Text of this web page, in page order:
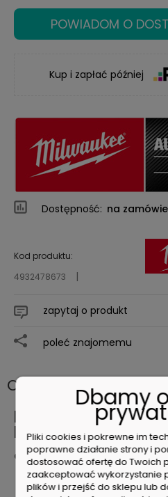
POWIADOM O
Kup i zapłać później
Dostępność: na
Kod produktu:
4932478673
zapytaj o produkt
poleć znajomemu
Opis
Milwaukee Zestaw
MX4 6x7szt.
Charakterystyka produktu
Osadzone jednobryłowe
centrującą zapewnia
Dbamy
Pliki cookies i pokrewne im
poprawne działanie strony i
dostosować ofertę do Twoich
zaakceptować wykorzystanie
plików i przejść do sklepu lub